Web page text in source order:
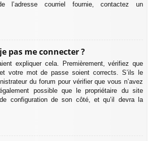
courriel fournie, contactez un
pas me connecter ?
expliquer cela. Premièrement, vérifiez que
votre mot de passe soient corrects. S’ils le
du forum pour vérifier que vous n’avez
possible que le propriétaire du site
configuration de son côté, et qu’il devra la